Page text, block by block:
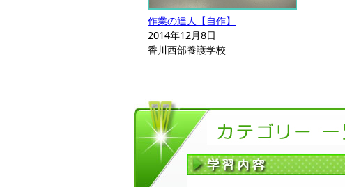
作業の達人【自作】
2014年12月8日
香川西部養護学校